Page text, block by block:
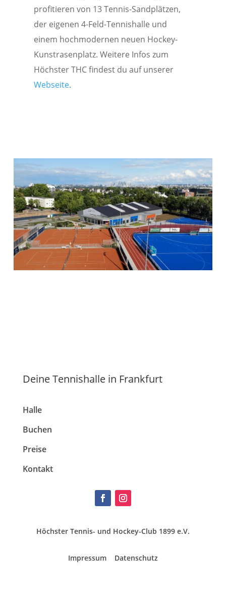
profitieren von 13 Tennis-Sandplätzen,
der eigenen 4-Feld-Tennishalle und
einem hochmodernen neuen Hockey-
Kunstrasenplatz. Weitere Infos zum
Höchster THC findest du auf unserer
Webseite.
Deine Tennishalle in Frankfurt
Halle
Buchen
Preise
Kontakt
Höchster Tennis- und Hockey-Club 1899 e.V.
Impressum Datenschutz